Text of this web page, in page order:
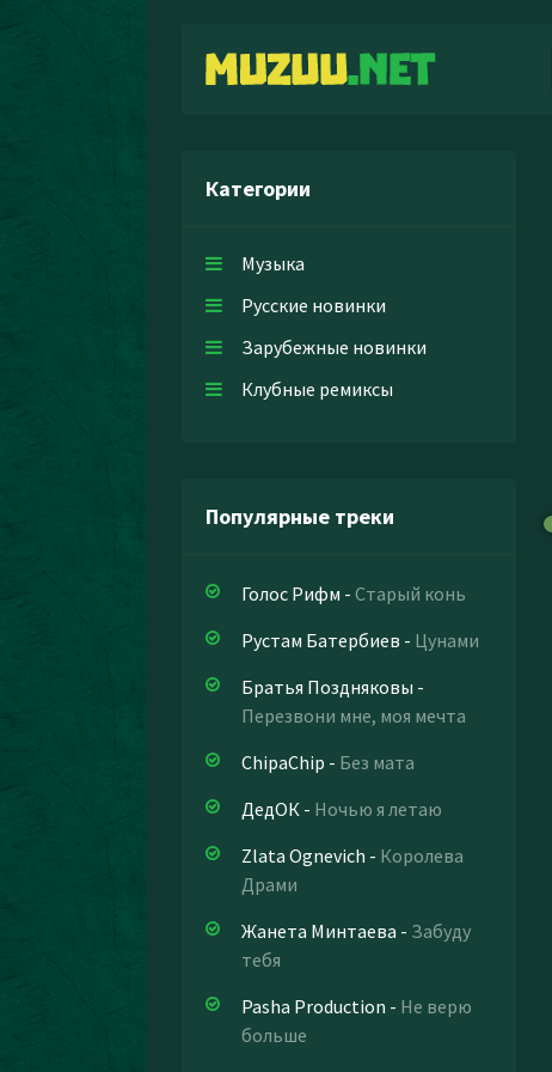
Категории
Музыка
Русские новинки
Зарубежные новинки
Клубные ремиксы
Популярные треки
Голос Рифм - Старый конь
Рустам Батербиев - Цунами
Братья Поздняковы -
Перезвони мне, моя мечта
ChipaChip - Без мата
ДедОК - Ночью я летаю
Zlata Ognevich - Королева
Драми
Жанета Минтаева - Забуду
тебя
Pasha Production - Не верю
больше